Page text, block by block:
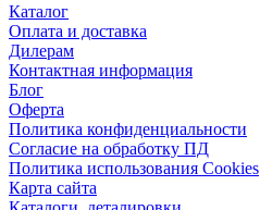
Каталог
Оплата и доставка
Дилерам
Контактная информация
Блог
Оферта
Политика конфиденциальности
Согласие на обработку ПД
Политика использования Cookies
Карта сайта